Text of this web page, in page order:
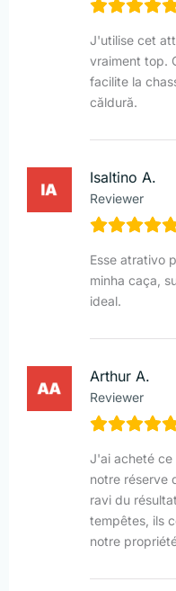
J'utilise cet
vraiment top.
facilite la
căldură.
Isaltino A.
Reviewer
Esse atrativo
minha caça,
ideal.
Arthur A.
Reviewer
J'ai acheté
notre réserve
ravi du
tempêtes, ils
notre